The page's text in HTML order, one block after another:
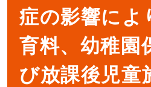
症の影響によ
育料、幼稚園
び放課後児童